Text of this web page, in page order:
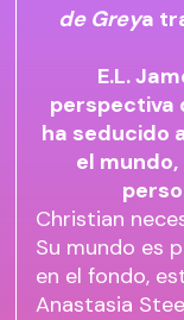
de Greya
E.L.
perspectiva
ha seducido
el
Christian
Su mundo es
en el fondo,
Anastasia